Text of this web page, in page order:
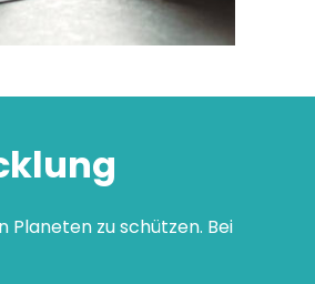
zu schützen. Bei